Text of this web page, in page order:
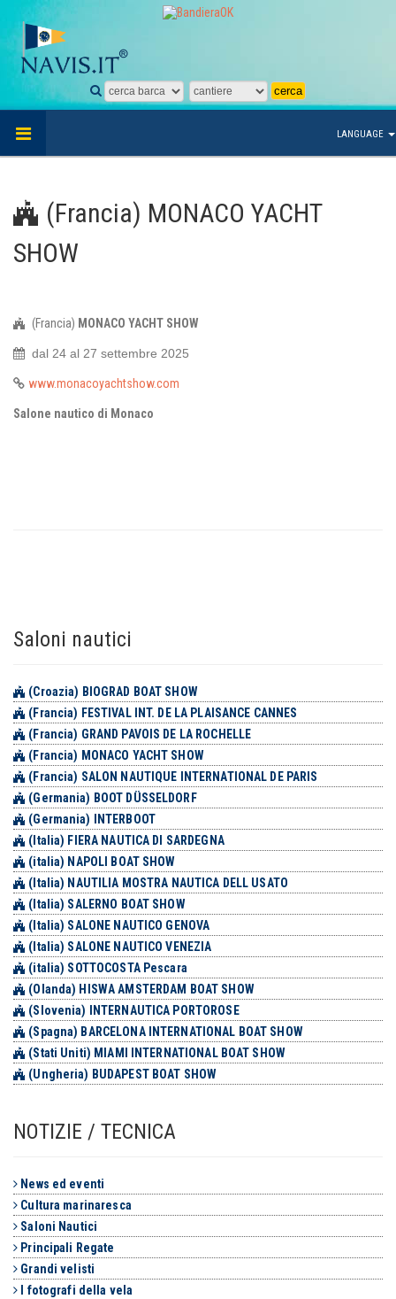
LANGUAGE
(Francia) MONACO YACHT
SHOW
(Francia) MONACO YACHT SHOW
dal 24 al 27 settembre 2025
www.monacoyachtshow.com
Salone nautico di Monaco
Saloni nautici
(Croazia) BIOGRAD BOAT SHOW
(Francia) FESTIVAL INT. DE LA PLAISANCE CANNES
(Francia) GRAND PAVOIS DE LA ROCHELLE
(Francia) MONACO YACHT SHOW
(Francia) SALON NAUTIQUE INTERNATIONAL DE PARIS
(Germania) BOOT DÜSSELDORF
(Germania) INTERBOOT
(Italia) FIERA NAUTICA DI SARDEGNA
(italia) NAPOLI BOAT SHOW
(Italia) NAUTILIA MOSTRA NAUTICA DELL USATO
(Italia) SALERNO BOAT SHOW
(Italia) SALONE NAUTICO GENOVA
(Italia) SALONE NAUTICO VENEZIA
(italia) SOTTOCOSTA Pescara
(Olanda) HISWA AMSTERDAM BOAT SHOW
(Slovenia) INTERNAUTICA PORTOROSE
(Spagna) BARCELONA INTERNATIONAL BOAT SHOW
(Stati Uniti) MIAMI INTERNATIONAL BOAT SHOW
(Ungheria) BUDAPEST BOAT SHOW
NOTIZIE / TECNICA
News ed eventi
Cultura marinaresca
Saloni Nautici
Principali Regate
Grandi velisti
I fotografi della vela